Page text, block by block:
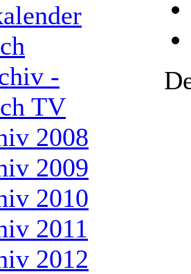
-
TV
2008
2009
2010
2011
2012